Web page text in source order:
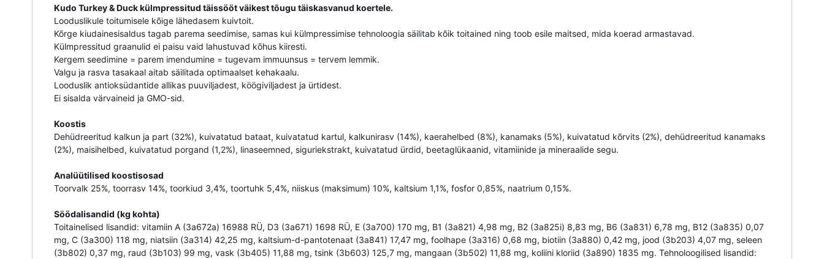
Kudo Turkey & Duck külmpressitud täissööt väikest tõugu täiskasvanud koertele.
Looduslikule toitumisele kõige lähedasem kuivtoit.
Kõrge kiudainesisaldus tagab parema seedimise, samas kui külmpressimise tehnoloogia säilitab kõik toitained ning toob esile maitsed, mida koerad armastavad.
Külmpressitud graanulid ei paisu vaid lahustuvad kõhus kiiresti.
Kergem seedimine = parem imendumine = tugevam immuunsus = tervem lemmik.
Valgu ja rasva tasakaal aitab säilitada optimaalset kehakaalu.
Looduslik antioksüdantide allikas puuviljadest, köögiviljadest ja ürtidest.
Ei sisalda värvaineid ja GMO-sid.
Koostis
Dehüdreeritud kalkun ja part (32%), kuivatatud bataat, kuivatatud kartul, kalkunirasv (14%), kaerahelbed (8%), kanamaks (5%), kuivatatud kõrvits (2%), dehüdreeritud kanamaks
(2%), maisihelbed, kuivatatud porgand (1,2%), linaseemned, siguriekstrakt, kuivatatud ürdid, beetaglükaanid, vitamiinide ja mineraalide segu.
Analüütilised koostisosad
Toorvalk 25%, toorrasv 14%, toorkiud 3,4%, toortuhk 5,4%, niiskus (maksimum) 10%, kaltsium 1,1%, fosfor 0,85%, naatrium 0,15%.
Söödalisandid (kg kohta)
Toitainelised lisandid: vitamiin A (3a672a) 16988 RÜ, D3 (3a671) 1698 RÜ, E (3a700) 170 mg, B1 (3a821) 4,98 mg, B2 (3a825i) 8,83 mg, B6 (3a831) 6,78 mg, B12 (3a835) 0,07
mg, C (3a300) 118 mg, niatsiin (3a314) 42,25 mg, kaltsium-d-pantotenaat (3a841) 17,47 mg, foolhape (3a316) 0,68 mg, biotiin (3a880) 0,42 mg, jood (3b203) 4,07 mg, seleen
(3b802) 0,37 mg, raud (3b103) 99 mg, vask (3b405) 11,88 mg, tsink (3b603) 125,7 mg, mangaan (3b502) 11,88 mg, koliini kloriid (3a890) 1835 mg. Tehnoloogilised lisandid: